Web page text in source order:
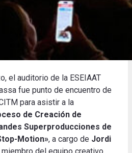
el auditorio de la ESEIAAT
fue punto de encuentro de
para asistir a la
de Creación de
Superproducciones de
Motion», a cargo de Jordi